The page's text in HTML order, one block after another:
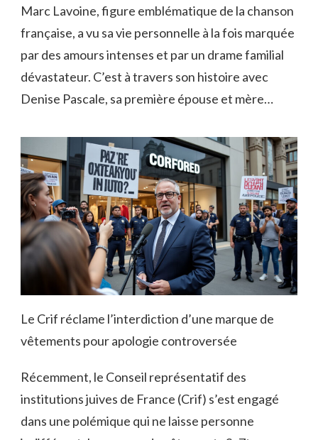
Marc Lavoine, figure emblématique de la chanson
française, a vu sa vie personnelle à la fois marquée
par des amours intenses et par un drame familial
dévastateur. C’est à travers son histoire avec
Denise Pascale, sa première épouse et mère…
Le Crif réclame l’interdiction d’une marque de
vêtements pour apologie controversée
Récemment, le Conseil représentatif des
institutions juives de France (Crif) s’est engagé
dans une polémique qui ne laisse personne